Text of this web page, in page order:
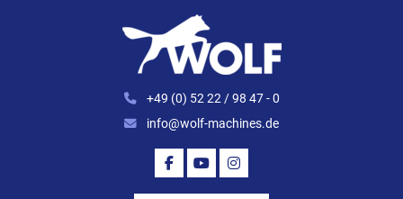
+49 (0) 52 22 / 98 47 - 0
info@wolf-machines.de
FACEBOOK
YOUTUBEINSTAGRAM